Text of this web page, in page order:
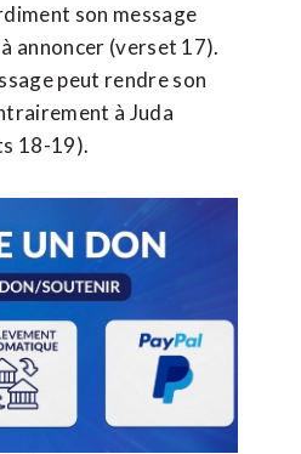
son message
annoncer (verset 17).
peut rendre son
à Juda
18-19).